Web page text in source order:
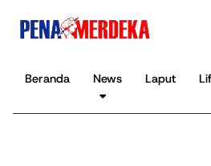
Beranda News Laput